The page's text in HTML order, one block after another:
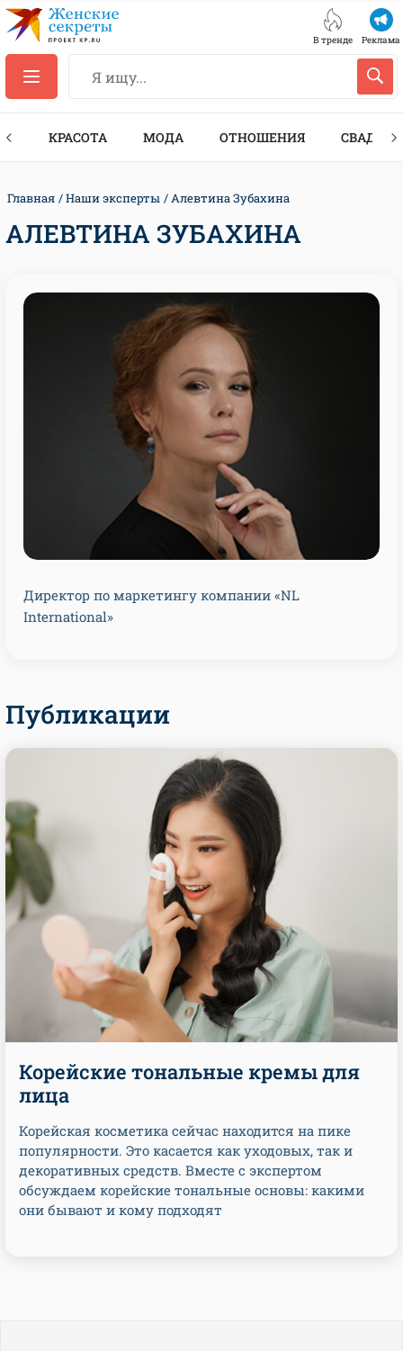
В тренде Реклама
КРАСОТА МОДА ОТНОШЕНИЯ СВАДЬБА
Главная Наши эксперты Алевтина Зубахина
АЛЕВТИНА ЗУБАХИНА
Директор по маркетингу компании «NL
International»
Публикации
Корейские тональные кремы для
лица
Корейская косметика сейчас находится на пике
популярности. Это касается как уходовых, так и
декоративных средств. Вместе с экспертом
обсуждаем корейские тональные основы: какими
они бывают и кому подходят